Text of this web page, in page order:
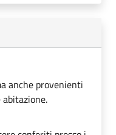
anche provenienti